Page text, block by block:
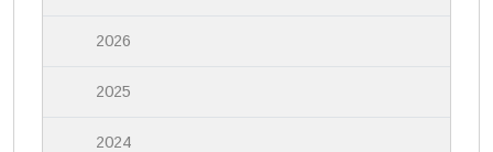
2026
2025
2024